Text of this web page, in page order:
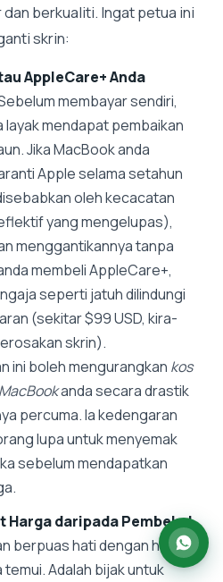
berkualiti. Ingat petua ini
skrin:
AppleCare+ Anda
membayar sendiri,
layak mendapat pembaikan
Jika MacBook anda
Apple selama setahun
oleh kecacatan
yang mengelupas),
menggantikannya tanpa
membeli AppleCare+,
seperti jatuh dilindungi
(sekitar $99 USD, kira-
skrin).
ini boleh mengurangkan kos
anda secara drastik
percuma. Ia kedengaran
lupa untuk menyemak
sebelum mendapatkan
Harga daripada Pembekal
berpuas hati dengan harga
Adalah bijak untuk